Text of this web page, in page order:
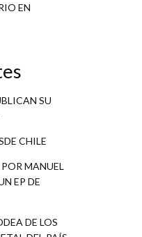
EN
SU
CHILE
MANUEL
EP DE
DE LOS